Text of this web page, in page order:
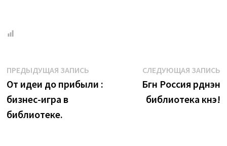
Навигация
по
записям
ПРЕДЫДУЩАЯ ЗАПИСЬПредыдущая
запись:
От идеи до прибыли :
бизнес-игра в
библиотеке.
СЛЕДУЮЩАЯ ЗАПИСЬ
Бүгүн Россия үрдүнэн
библиотека күнэ!